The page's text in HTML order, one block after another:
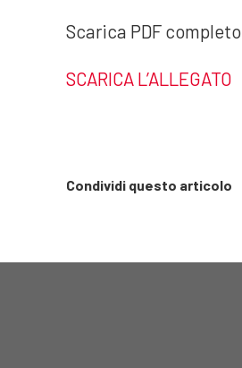
Scarica PDF completo
SCARICA L’ALLEGATO
Condividi questo articolo